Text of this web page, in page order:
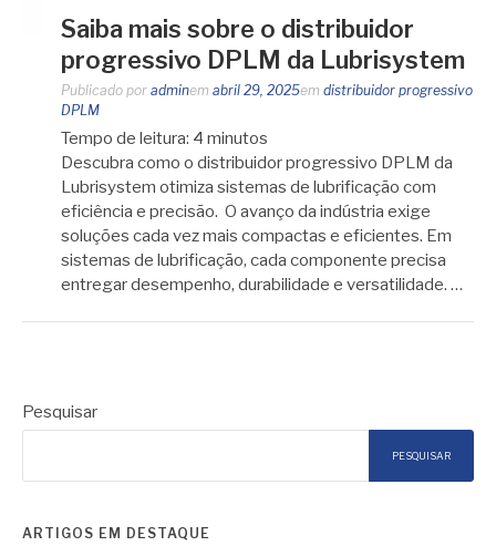
Saiba mais sobre o distribuidor
progressivo DPLM da Lubrisystem
Publicado por adminem abril 29, 2025em distribuidor progressivo
DPLM
Tempo de leitura: 4 minutos
Descubra como o distribuidor progressivo DPLM da
Lubrisystem otimiza sistemas de lubrificação com
eficiência e precisão. O avanço da indústria exige
soluções cada vez mais compactas e eficientes. Em
sistemas de lubrificação, cada componente precisa
entregar desempenho, durabilidade e versatilidade. …
Pesquisar
PESQUISAR
ARTIGOS EM DESTAQUE